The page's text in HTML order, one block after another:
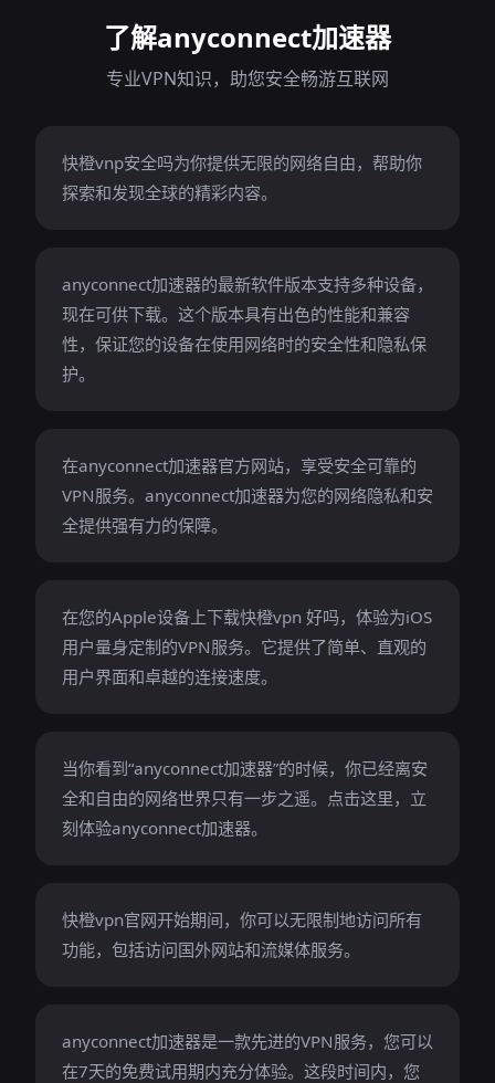
了解anyconnect加速器
专业VPN知识，助您安全畅游互联网
快橙vnp安全吗为你提供无限的网络自由，帮助你
探索和发现全球的精彩内容。
anyconnect加速器的最新软件版本支持多种设备，
现在可供下载。这个版本具有出色的性能和兼容
性，保证您的设备在使用网络时的安全性和隐私保
护。
在anyconnect加速器官方网站，享受安全可靠的
VPN服务。anyconnect加速器为您的网络隐私和安
全提供强有力的保障。
在您的Apple设备上下载快橙vpn 好吗，体验为iOS
用户量身定制的VPN服务。它提供了简单、直观的
用户界面和卓越的连接速度。
当你看到“anyconnect加速器”的时候，你已经离安
全和自由的网络世界只有一步之遥。点击这里，立
刻体验anyconnect加速器。
快橙vpn官网开始期间，你可以无限制地访问所有
功能，包括访问国外网站和流媒体服务。
anyconnect加速器是一款先进的VPN服务，您可以
在7天的免费试用期内充分体验。这段时间内，您